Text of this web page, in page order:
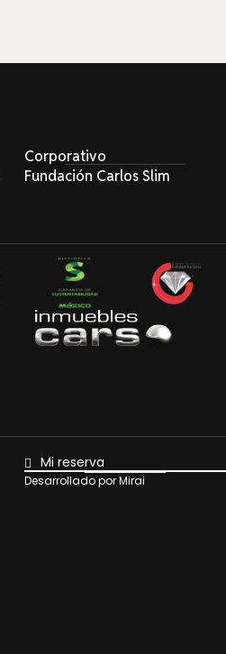
Corporativo
Fundación Carlos Slim
Mi reserva
Desarrollado porMirai